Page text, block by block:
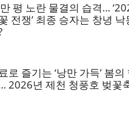
평 노란 물결의 습격…
전쟁’ 최종 승자는 창녕 낙
로 즐기는 ‘낭만 가득’ 봄의
2026년 제천 청풍호 벚꽃